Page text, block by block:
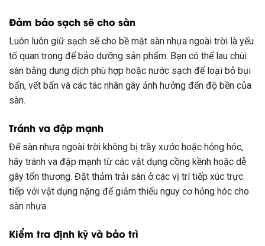
Đảm bảo sạch sẽ cho sàn
Luôn luôn giữ sạch sẽ cho bề mặt sàn nhựa ngoài trời là yếu
tố quan trọng để bảo dưỡng sản phẩm. Bạn có thể lau chùi
sàn bằng dung dịch phù hợp hoặc nước sạch để loại bỏ bụi
bẩn, vết bẩn và các tác nhân gây ảnh hưởng đến độ bền của
sàn.
Tránh va đập mạnh
Để sàn nhựa ngoài trời không bị trầy xước hoặc hỏng hóc,
hãy tránh va đập mạnh từ các vật dụng cồng kềnh hoặc dễ
gây tổn thương. Đặt thảm trải sàn ở các vị trí tiếp xúc trực
tiếp với vật dụng nặng để giảm thiểu nguy cơ hỏng hóc cho
sàn nhựa.
Kiểm tra định kỳ và bảo trì